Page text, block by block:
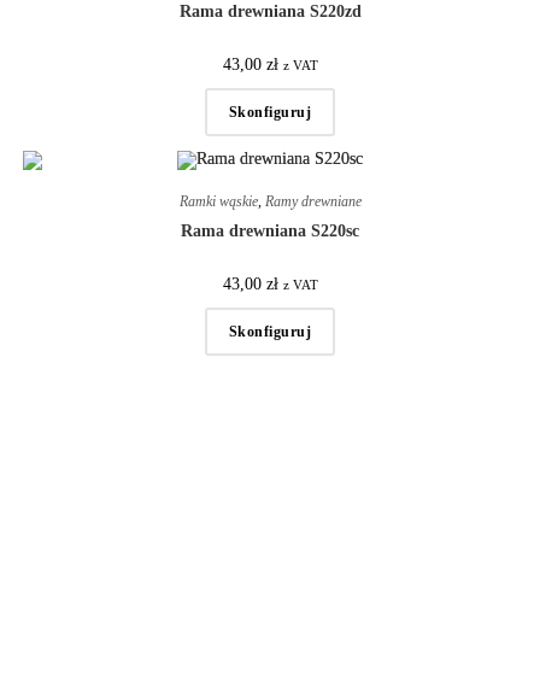
Rama drewniana S220zd
43,00 zł z VAT
Skonfiguruj
Ramki wąskie, Ramy drewniane
Rama drewniana S220sc
43,00 zł z VAT
Skonfiguruj